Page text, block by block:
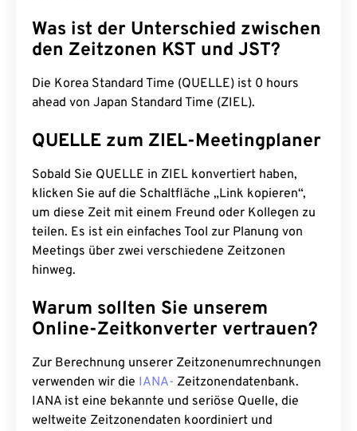
Was ist der Unterschied zwischen
den Zeitzonen KST und JST?
Die Korea Standard Time (QUELLE) ist 0 hours
ahead von Japan Standard Time (ZIEL).
QUELLE zum ZIEL-Meetingplaner
Sobald Sie QUELLE in ZIEL konvertiert haben,
klicken Sie auf die Schaltfläche „Link kopieren“,
um diese Zeit mit einem Freund oder Kollegen zu
teilen. Es ist ein einfaches Tool zur Planung von
Meetings über zwei verschiedene Zeitzonen
hinweg.
Warum sollten Sie unserem
Online-Zeitkonverter vertrauen?
Zur Berechnung unserer Zeitzonenumrechnungen
verwenden wir die IANA- Zeitzonendatenbank.
IANA ist eine bekannte und seriöse Quelle, die
weltweite Zeitzonendaten koordiniert und